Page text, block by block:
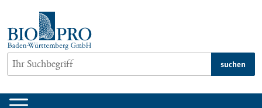
springen
suchen